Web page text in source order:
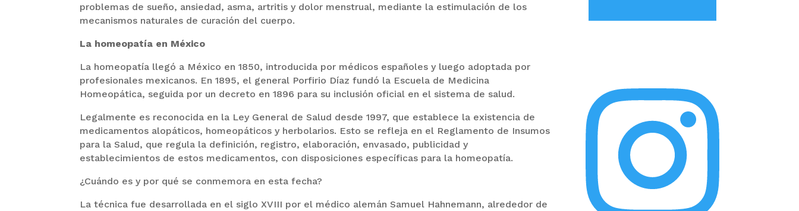
problemas de sueño, ansiedad, asma, artritis y dolor menstrual, mediante la estimulación de los
mecanismos naturales de curación del cuerpo.
La homeopatía en México
La homeopatía llegó a México en 1850, introducida por médicos españoles y luego adoptada por
profesionales mexicanos. En 1895, el general Porfirio Díaz fundó la Escuela de Medicina
Homeopática, seguida por un decreto en 1896 para su inclusión oficial en el sistema de salud.
Legalmente es reconocida en la Ley General de Salud desde 1997, que establece la existencia de
medicamentos alopáticos, homeopáticos y herbolarios. Esto se refleja en el Reglamento de Insumos
para la Salud, que regula la definición, registro, elaboración, envasado, publicidad y
establecimientos de estos medicamentos, con disposiciones específicas para la homeopatía.
¿Cuándo es y por qué se conmemora en esta fecha?
La técnica fue desarrollada en el siglo XVIII por el médico alemán Samuel Hahnemann, alrededor de